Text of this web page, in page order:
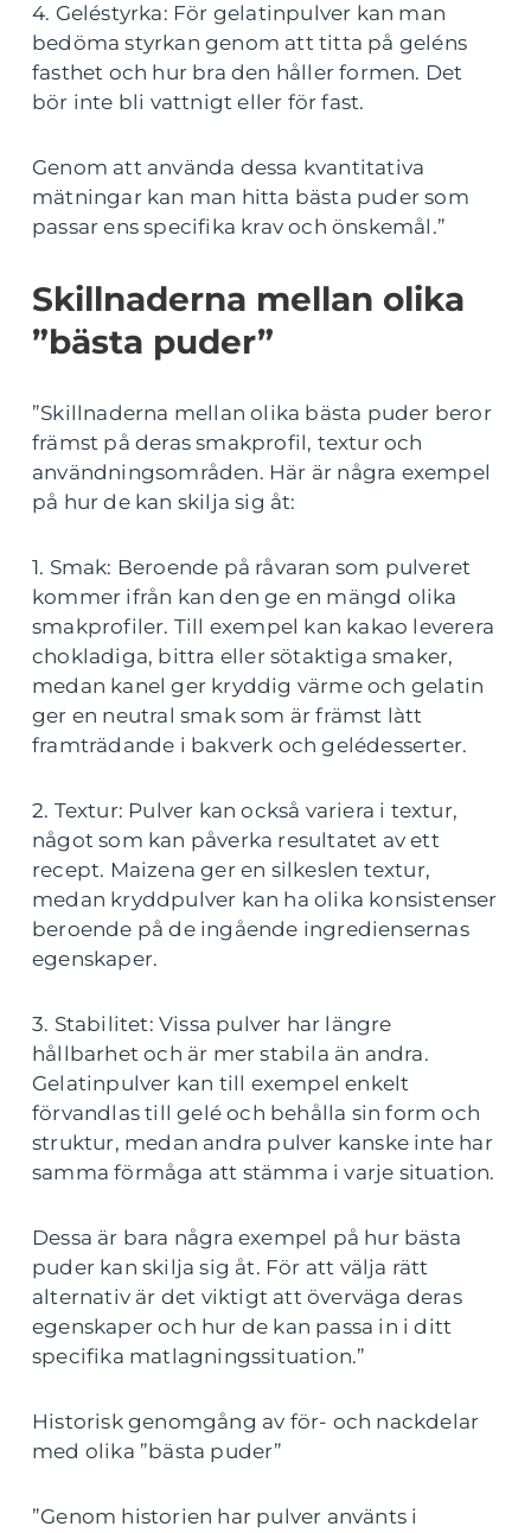
4. Geléstyrka: För gelatinpulver kan man
bedöma styrkan genom att titta på geléns
fasthet och hur bra den håller formen. Det
bör inte bli vattnigt eller för fast.
Genom att använda dessa kvantitativa
mätningar kan man hitta bästa puder som
passar ens specifika krav och önskemål.”
Skillnaderna mellan olika
”bästa puder”
”Skillnaderna mellan olika bästa puder beror
främst på deras smakprofil, textur och
användningsområden. Här är några exempel
på hur de kan skilja sig åt:
1. Smak: Beroende på råvaran som pulveret
kommer ifrån kan den ge en mängd olika
smakprofiler. Till exempel kan kakao leverera
chokladiga, bittra eller sötaktiga smaker,
medan kanel ger kryddig värme och gelatin
ger en neutral smak som är främst làtt
framträdande i bakverk och gelédesserter.
2. Textur: Pulver kan också variera i textur,
något som kan påverka resultatet av ett
recept. Maizena ger en silkeslen textur,
medan kryddpulver kan ha olika konsistenser
beroende på de ingående ingrediensernas
egenskaper.
3. Stabilitet: Vissa pulver har längre
hållbarhet och är mer stabila än andra.
Gelatinpulver kan till exempel enkelt
förvandlas till gelé och behålla sin form och
struktur, medan andra pulver kanske inte har
samma förmåga att stämma i varje situation.
Dessa är bara några exempel på hur bästa
puder kan skilja sig åt. För att välja rätt
alternativ är det viktigt att överväga deras
egenskaper och hur de kan passa in i ditt
specifika matlagningssituation.”
Historisk genomgång av för- och nackdelar
med olika ”bästa puder”
”Genom historien har pulver använts i